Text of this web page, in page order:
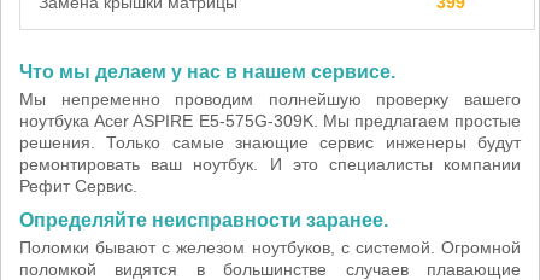
Что мы делаем у нас в нашем сервисе.
Мы непременно проводим полнейшую проверку вашего
ноутбука Acer ASPIRE E5-575G-309K. Мы предлагаем простые
решения. Только самые знающие сервис инженеры будут
ремонтировать ваш ноутбук. И это специалисты компании
Рефит Сервис.
Определяйте неисправности заранее.
Поломки бывают с железом ноутбуков, с системой. Огромной
поломкой видятся в большинстве случаев плавающие